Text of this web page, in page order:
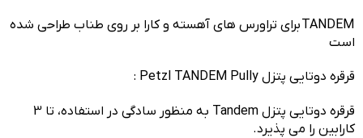
TANDEMبرای تراورس های آهسته و کارا بر روی طناب طراحی شده
است
قرقره دوتایی پتزل Petzl TANDEM Pully :
قرقره دوتایی پتزل Tandem به منظور سادگی در استفاده، تا 3
کارابین را می پذیرد.